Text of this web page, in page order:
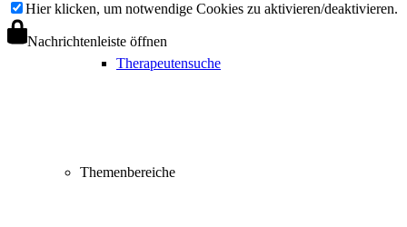
Therapeutensuche
Themenbereiche
Hier klicken, um notwendige Cookies zu aktivieren/deaktivieren.
Nachrichtenleiste öffnen